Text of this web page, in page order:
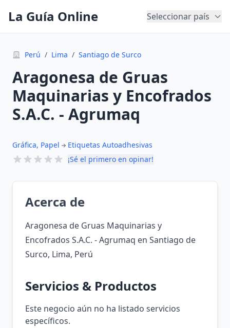
La Guía Online Seleccionar país
Perú / Lima / Santiago de Surco
Aragonesa de Gruas
Maquinarias y Encofrados
S.A.C. - Agrumaq
Gráfica, Papel
Etiquetas Autoadhesivas
¡Sé el primero en opinar!
Acerca de
Aragonesa de Gruas Maquinarias y
Encofrados S.A.C. - Agrumaq en Santiago de
Surco, Lima, Perú
Servicios & Productos
Este negocio aún no ha listado servicios
específicos.